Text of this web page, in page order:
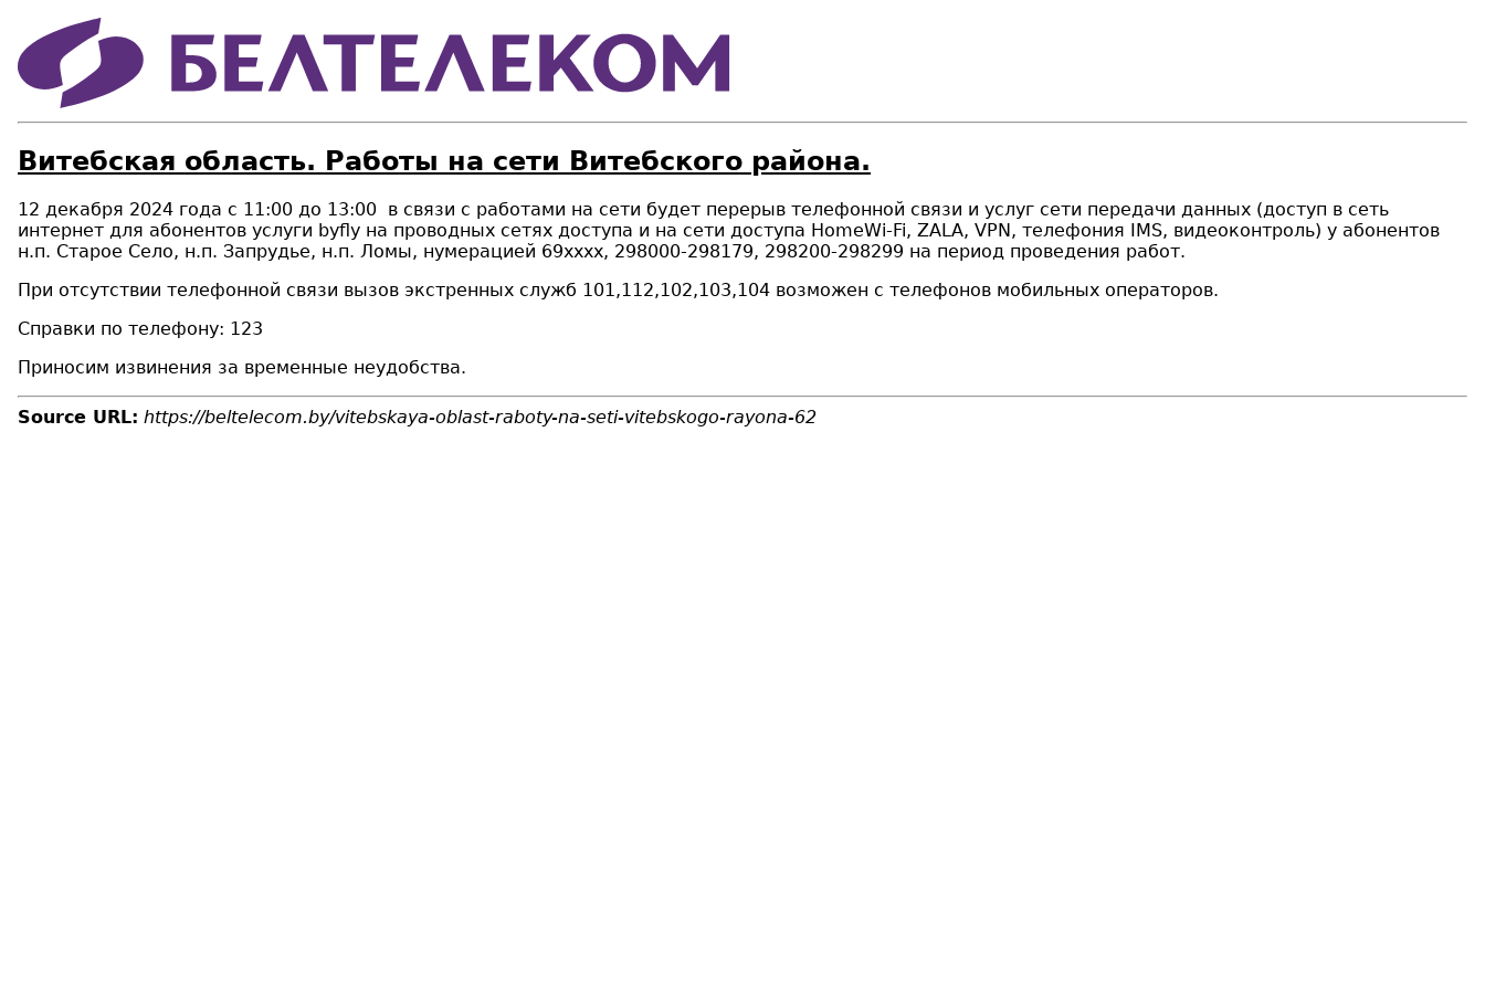
Витебская область. Работы на сети Витебского района.
12 декабря 2024 года c 11:00 до 13:00 в связи с работами на сети будет перерыв телефонной связи и услуг сети передачи данных (доступ в сеть
интернет для абонентов услуги byfly на проводных сетях доступа и на сети доступа HomeWi-Fi, ZALA, VPN, телефония IMS, видеоконтроль) у абонентов
н.п. Старое Село, н.п. Запрудье, н.п. Ломы, нумерацией 69хххх, 298000-298179, 298200-298299 на период проведения работ.
При отсутствии телефонной связи вызов экстренных служб 101,112,102,103,104 возможен с телефонов мобильных операторов.
Справки по телефону: 123
Приносим извинения за временные неудобства.
Source URL: https://beltelecom.by/vitebskaya-oblast-raboty-na-seti-vitebskogo-rayona-62